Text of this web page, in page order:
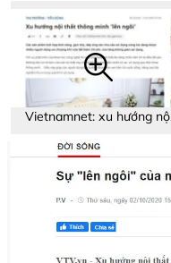
Vietnamnet: xu hướng